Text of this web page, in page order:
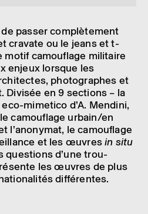
passer complè­te­ment
cravate ou le jeans et t-
motif camou­flage mili­taire
enjeux lorsque les
photo­graphes et
Divi­sée en 9 sections – la
mime­tico d’A. Mendini,
camou­flage urbain/en
l’ano­ny­mat, le camou­flage
et les œuvresin situ
ques­tions d’une trou­
les œuvres de plus
diffé­rentes.